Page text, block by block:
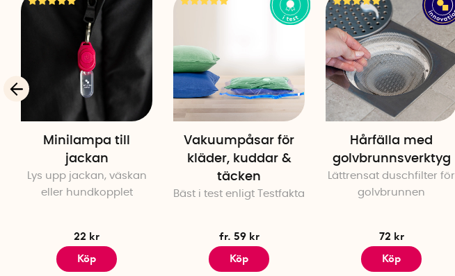
Minilampa till
jackan
Lys upp jackan, väskan
eller hundkopplet
22 kr
Köp
Vakuumpåsar för
kläder, kuddar &
täcken
Bäst i test enligt Testfakta
fr. 59 kr
Köp
Hårfälla med
golvbrunnsverktyg
Lättrensat duschfilter för
golvbrunnen
72 kr
Köp